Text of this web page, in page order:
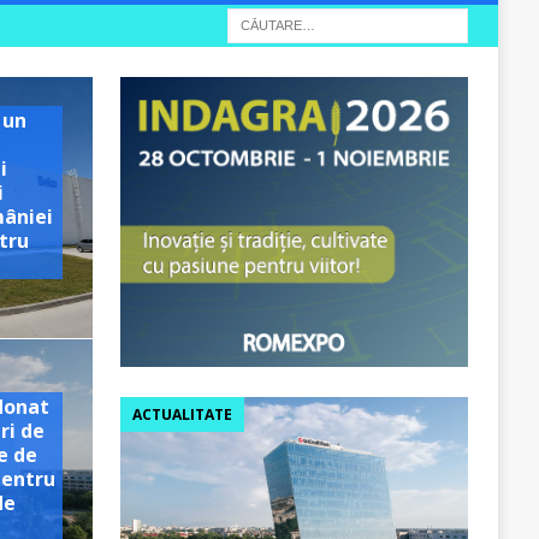
de
de
ACTUALITATE